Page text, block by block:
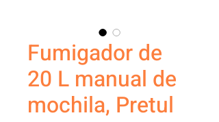
Fumigador de
20 L manual de
mochila, Pretul